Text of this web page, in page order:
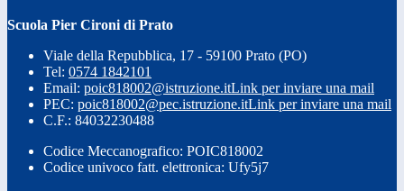
Scuola Pier Cironi di Prato
Viale della Repubblica, 17 - 59100 Prato (PO)
Tel: 0574 1842101
Email: poic818002@istruzione.itLink per inviare una mail
PEC: poic818002@pec.istruzione.itLink per inviare una mail
C.F.: 84032230488
Codice Meccanografico: POIC818002
Codice univoco fatt. elettronica: Ufy5j7